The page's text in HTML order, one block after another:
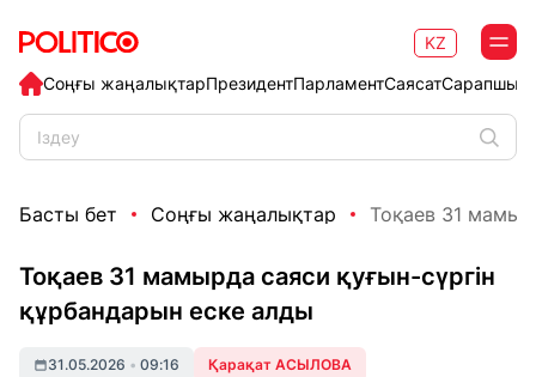
Соңғы жаңалықтарПрезидентПарламентСаясат
KZ
Басты бет Соңғы жаңалықтар Тоқаев 31
Тоқаев 31 мамырда саяси қуғын-сүргін
құрбандарын еске алды
31.05.2026 • 09:16 Қарақат АСЫЛОВА